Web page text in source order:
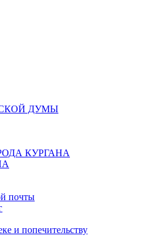
ДУМЫ
КУРГАНА
почты
и попечительству